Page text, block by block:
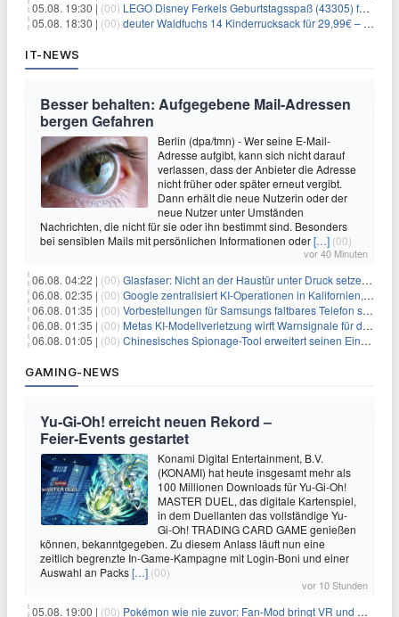
05.08. 19:30 | (00) LEGO Disney Ferkels Geburtstagsspaß (43305) für 29,10€
05.08. 18:30 | (00) deuter Waldfuchs 14 Kinderrucksack für 29,99€ – Amber-maple
IT-NEWS
Besser behalten: Aufgegebene Mail-Adressen
bergen Gefahren
Berlin (dpa/tmn) - Wer seine E-Mail-
Adresse aufgibt, kann sich nicht darauf
verlassen, dass der Anbieter die Adresse
nicht früher oder später erneut vergibt.
Dann erhält die neue Nutzerin oder der
neue Nutzer unter Umständen
Nachrichten, die nicht für sie oder ihn bestimmt sind. Besonders
bei sensiblen Mails mit persönlichen Informationen oder[…] (00)
vor 40 Minuten
06.08. 04:22 | (00) Glasfaser: Nicht an der Haustür unter Druck setzen lassen
06.08. 02:35 | (00) Google zentralisiert KI-Operationen in Kalifornien, um Rivale Anthropic und OpenAI zu überholen
06.08. 01:35 | (00) Vorbestellungen für Samsungs faltbares Telefon steigen um 30 % in einem wettbewerbsintensiven Markt
06.08. 01:35 | (00) Metas KI-Modellverletzung wirft Warnsignale für die Technologieaufsicht auf
06.08. 01:05 | (00) Chinesisches Spionage-Tool erweitert seinen Einfluss auf 13 Länder und weckt Sicherheitsbedenken
GAMING-NEWS
Yu‑Gi‑Oh! erreicht neuen Rekord –
Feier‑Events gestartet
Konami Digital Entertainment, B.V.
(KONAMI) hat heute insgesamt mehr als
100 Millionen Downloads für Yu-Gi-Oh!
MASTER DUEL, das digitale Kartenspiel,
in dem Duellanten das vollständige Yu-
Gi-Oh! TRADING CARD GAME genießen
können, bekanntgegeben. Zu diesem Anlass läuft nun eine
zeitlich begrenzte In-Game-Kampagne mit Login-Boni und einer
Auswahl an Packs[…] (00)
vor 10 Stunden
05.08. 19:00 | (00) Pokémon wie nie zuvor: Fan-Mod bringt VR und Ego-Perspektive nach Kanto